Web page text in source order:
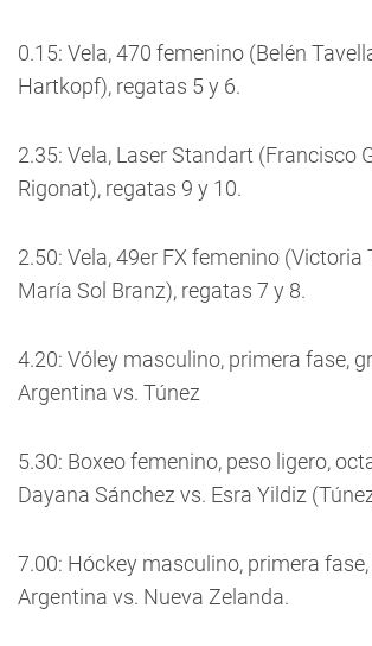
0.15: Vela, 470 femenino (Belén
Hartkopf), regatas 5 y 6.
2.35: Vela, Laser Standart (Francisco
Rigonat), regatas 9 y 10.
2.50: Vela, 49er FX femenino (Victoria
María Sol Branz), regatas 7 y 8.
4.20: Vóley masculino, primera fase,
Argentina vs. Túnez
5.30: Boxeo femenino, peso ligero,
Dayana Sánchez vs. Esra Yildiz
7.00: Hóckey masculino, primera fase,
Argentina vs. Nueva Zelanda.